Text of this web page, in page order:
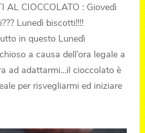
AL CIOCCOLATO : Giovedì
Lunedì biscotti!!!!
in questo Lunedì
a causa dell’ora legale a
ad adattarmi…il cioccolato è
per risvegliarmi ed iniziare